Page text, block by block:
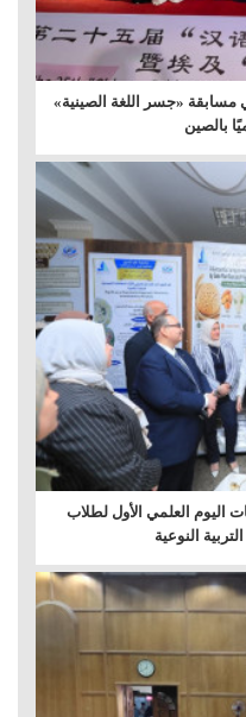
مسابقة «جسر اللغة الصينية»
بالصين
اليوم العلمي الأول لطلاب
النوعية